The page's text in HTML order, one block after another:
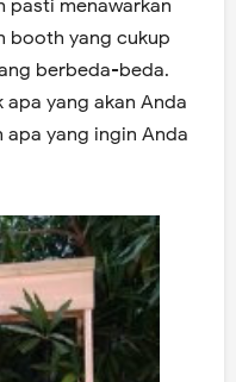
pasti menawarkan
booth yang cukup
berbeda-beda.
yang akan Anda
apa yang ingin Anda